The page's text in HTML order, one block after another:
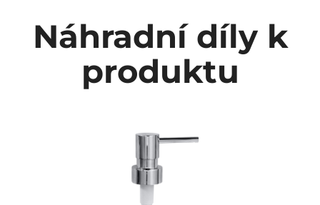
Náhradní díly k
produktu